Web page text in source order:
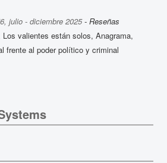
julio - diciembre 2025- Reseñas
valientes están solos, Anagrama,
frente al poder político y criminal